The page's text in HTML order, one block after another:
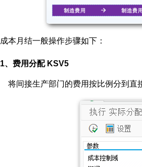
成本月结一般操作步骤如下：
1、费用分配 KSV5
将间接生产部门的费用按比例分到直